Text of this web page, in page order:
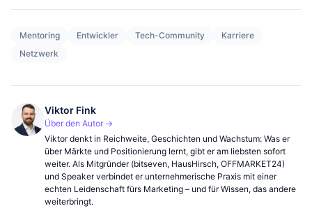
Mentoring Entwickler Tech-Community
Karriere
Netzwerk
Viktor Fink
Über den Autor →
Viktor denkt in Reichweite, Geschichten und Wachstum: Was er
über Märkte und Positionierung lernt, gibt er am liebsten sofort
weiter. Als Mitgründer (bitseven, HausHirsch, OFFMARKET24)
und Speaker verbindet er unternehmerische Praxis mit einer
echten Leidenschaft fürs Marketing – und für Wissen, das andere
weiterbringt.